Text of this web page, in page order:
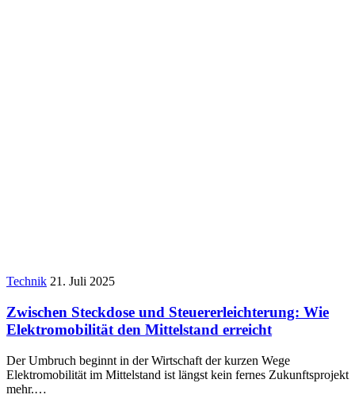
Technik 21. Juli 2025
Zwischen Steckdose und Steuererleichterung: Wie
Elektromobilität den Mittelstand erreicht
Der Umbruch beginnt in der Wirtschaft der kurzen Wege
Elektromobilität im Mittelstand ist längst kein fernes Zukunftsprojekt
mehr.…